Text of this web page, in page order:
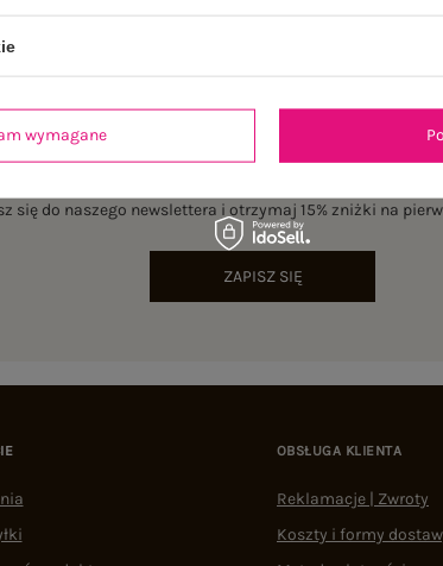
NEWSLETTER
się do naszego newslettera i otrzymaj 15% zniżki na
ZAPISZ SIĘ
OBSŁUGA KLIENTA
Reklamacje | Zwroty
Koszty i formy
wymagane